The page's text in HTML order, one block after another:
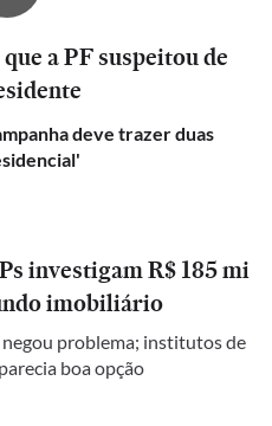
a PF suspeitou de
deve trazer duas
investigam R$ 185 mi
imobiliário
problema; institutos de
boa opção